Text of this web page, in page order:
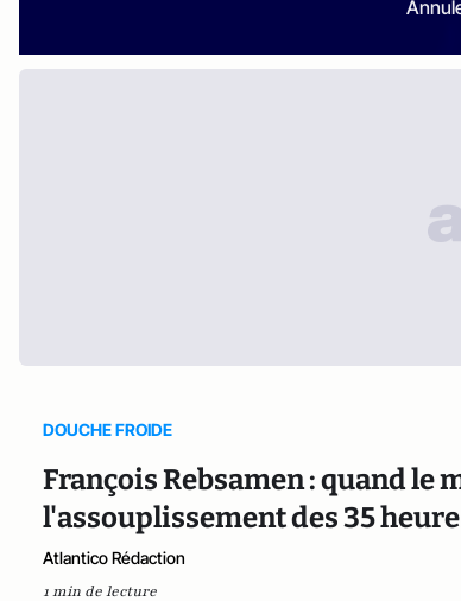
DOUCHE FROIDE
François Rebsamen : quand le
l'assouplissement des 35
Atlantico Rédaction
1 min de lecture